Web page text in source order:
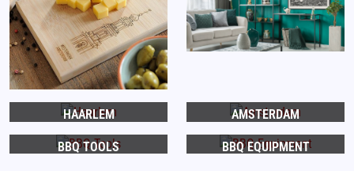
HAARLEM AMSTERDAM
BBQ TOOLS BBQ EQUIPMENT